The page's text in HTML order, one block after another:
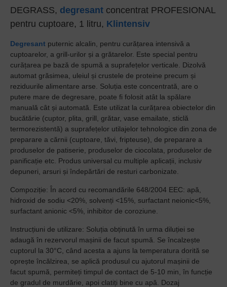
DEGRASS, degresant concentrat PROFESIONAL
pentru cuptoare, 1 litru, Klintensiv
Degresant puternic alcalin, pentru curățarea intensivă a
cuptoarelor, a grill-urilor și a grătarelor. Este special pentru
curățarea pe bază de spumă a suprafețelor verticale. Dizolvă
automat grăsimea, uleiul și crustele de proteine precum și
reziduurile alimentare arse. Soluția este concentrată, are o
putere mare de degresare, poate fi folosit atât la spălare
manuală cât și automată. Este utilizat la curățarea obiectelor din
bucătărie (cuptor, plita, grill, grătar, vase emailate, sticlă
termorezistentă) a suprafețelor utilajelor tehnologice din zona de
preparare a cărnii (cuptoare, tăvi, fripteuse), de preparare a
produselor de patiserie, produselor de ciocolata, produselor de
panificație etc. Produs universal cu multiple aplicații, inclusiv
depuneri, arsuri și îndepărtări de resturi carbonizate.
Compoziție: În acord cu recomandările 648/2004 EEC: apă,
hidroxid de sodiu <20%, solvenți <15%, surfactant neionic<5%,
surfactant anionic <5%, inhibitor de coroziune.
Instrucțiuni de utilizare: Soluția obținută în urma diluției se
adaugă în rezervorul mașinii de facut spumă. Se încalzește
cuptorul la 30°C, când acesta a ajuns la temperatura dorită se
oprește încălzirea, se aplică produsul cu ajutorul mașinii de
facut spumă, permiteți timpul de contact de 5-10 min, în funcție
de gradul de murdărie, apoi clatiți bine cu apă. Dozaj